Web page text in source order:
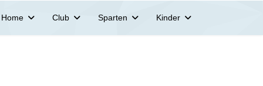
Home Club Sparten Kinder